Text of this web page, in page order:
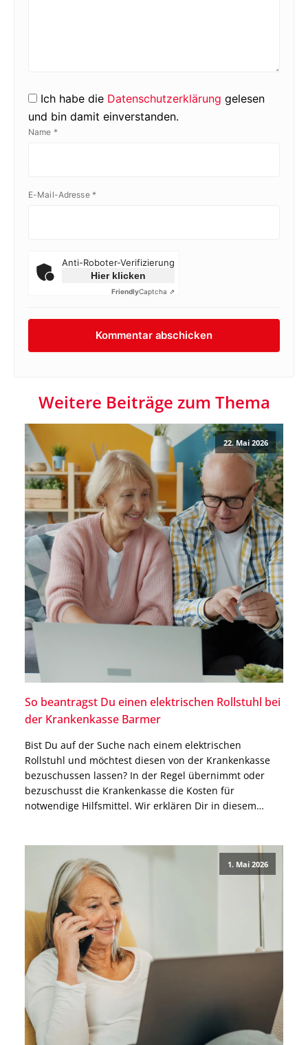
Ich habe die Datenschutzerklärung gelesen
und bin damit einverstanden.
Name *
E-Mail-Adresse *
Anti-Roboter-Verifizierung
Hier klicken
FriendlyCaptcha ⇗
Weitere Beiträge zum Thema
22. Mai 2026
So beantragst Du einen elektrischen Rollstuhl bei
der Krankenkasse Barmer
Bist Du auf der Suche nach einem elektrischen
Rollstuhl und möchtest diesen von der Krankenkasse
bezuschussen lassen? In der Regel übernimmt oder
bezuschusst die Krankenkasse die Kosten für
notwendige Hilfsmittel. Wir erklären Dir in diesem
1. Mai 2026